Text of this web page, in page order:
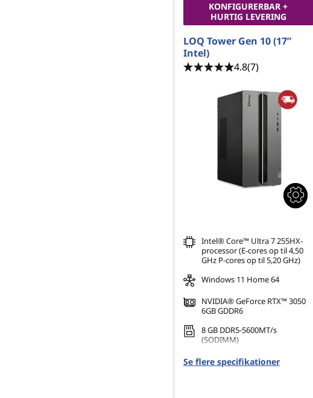
KONFIGURERBAR +
HURTIG LEVERING
LOQ Tower Gen 10 (17”
Intel)
4.8(7)
Intel® Core™ Ultra 7 255HX-
processor (E-cores op til 4,50
GHz P-cores op til 5,20 GHz)
Windows 11 Home 64
NVIDIA® GeForce RTX™ 3050
6GB GDDR6
8 GB DDR5-5600MT/s
(SODIMM)
512 GB SSD M.2 2280 PCIe
Gen4 TLC
Se flere specifikationer